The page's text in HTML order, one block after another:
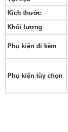
Kích thước
Khối lượng
Phụ kiện đi kèm
Phụ kiện tùy chọn